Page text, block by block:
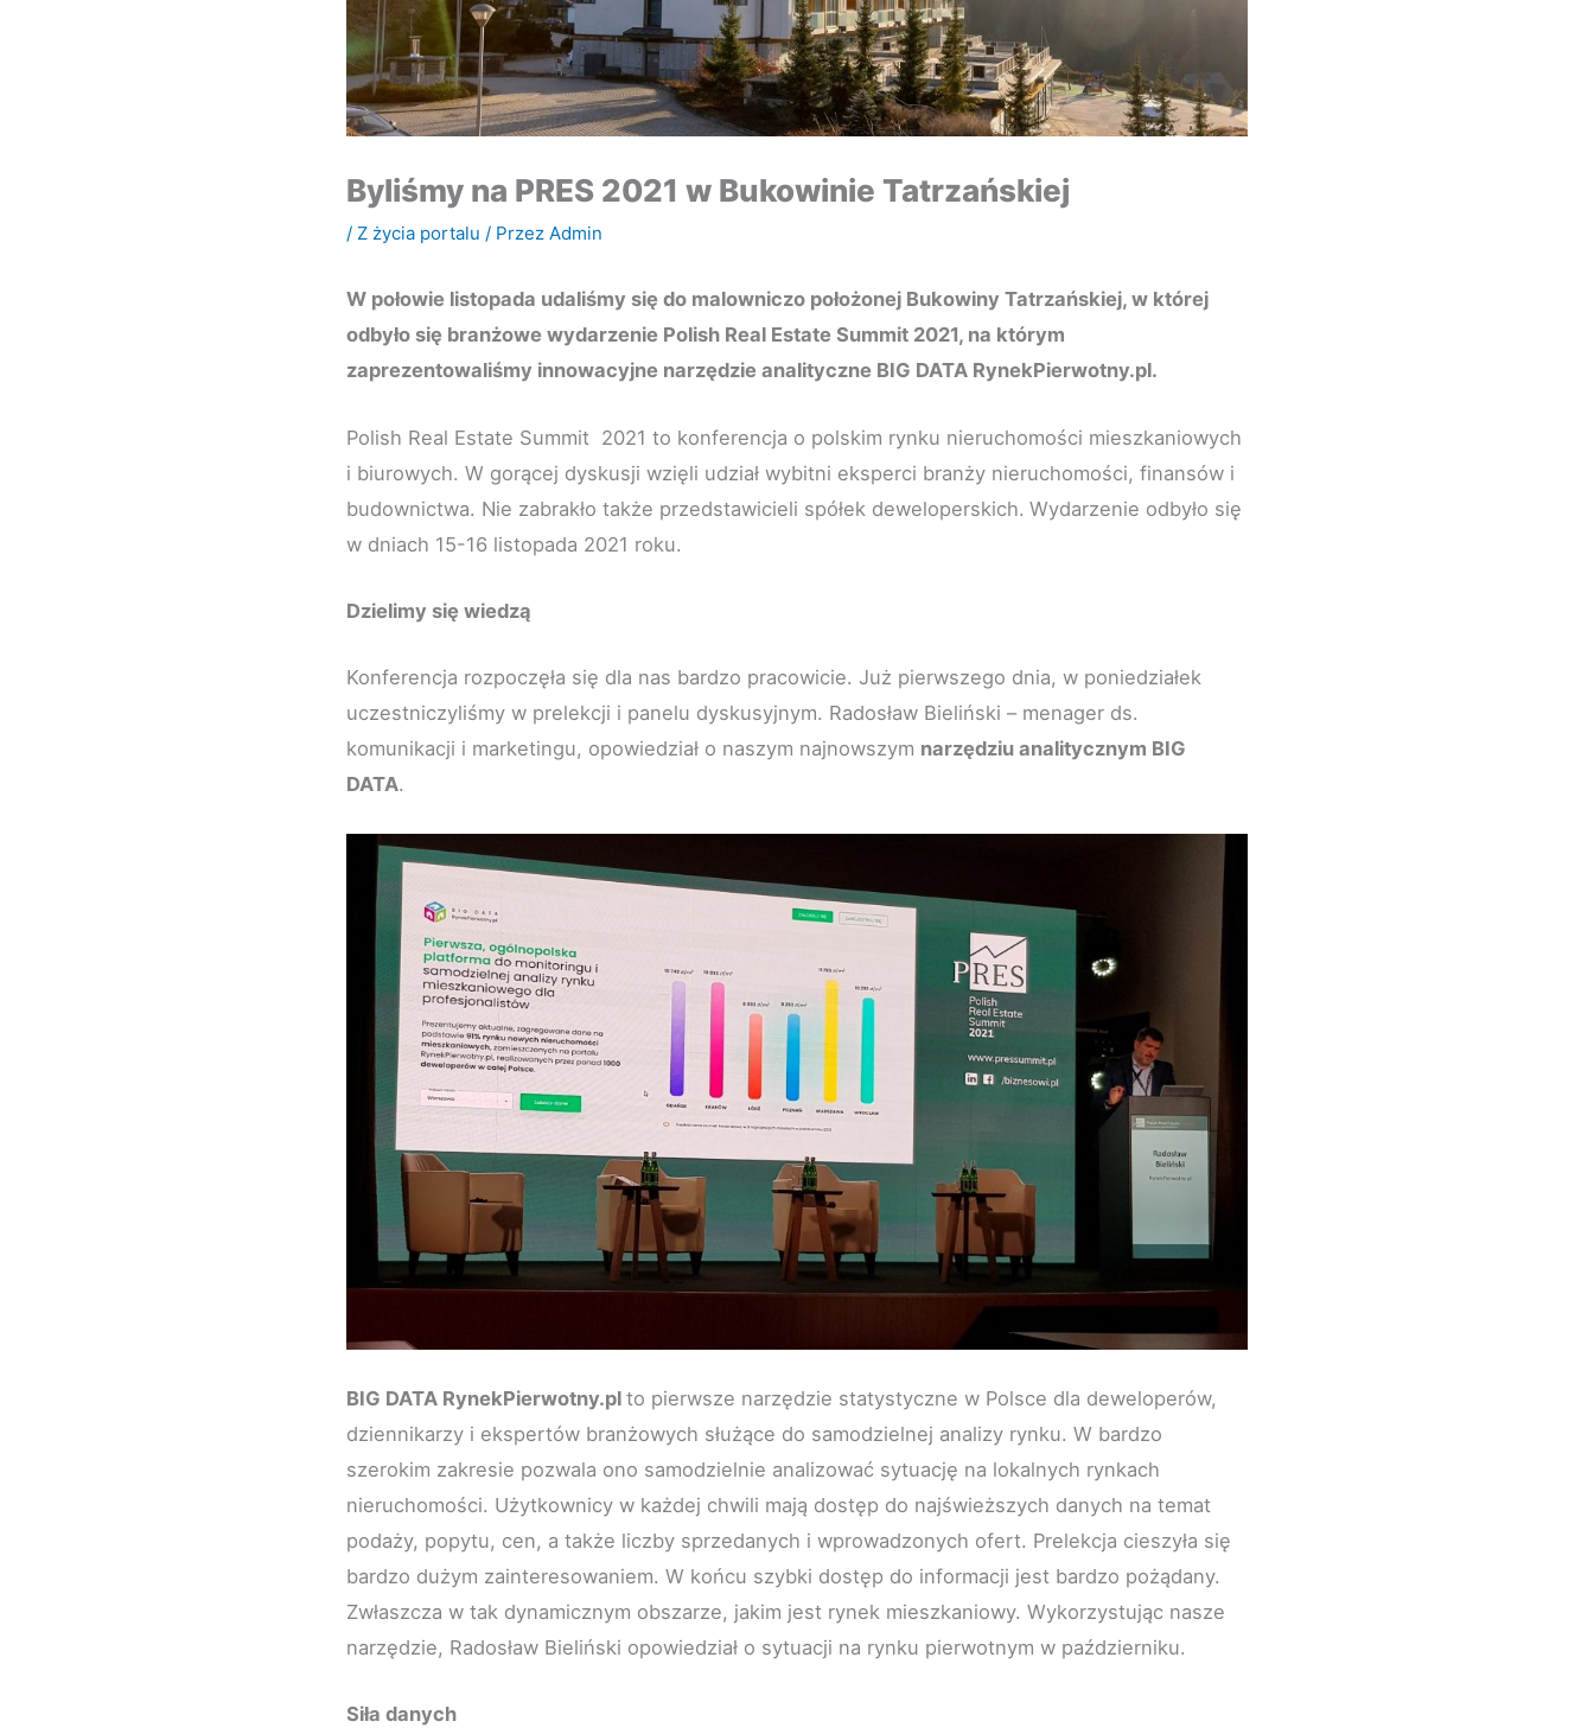
Byliśmy na PRES 2021 w Bukowinie Tatrzańskiej
/ Z życia portalu / Przez Admin
W połowie listopada udaliśmy się do malowniczo położonej Bukowiny Tatrzańskiej, w której
odbyło się branżowe wydarzenie Polish Real Estate Summit 2021, na którym
zaprezentowaliśmy innowacyjne narzędzie analityczne BIG DATA RynekPierwotny.pl.
Polish Real Estate Summit 2021 to konferencja o polskim rynku nieruchomości mieszkaniowych
i biurowych. W gorącej dyskusji wzięli udział wybitni eksperci branży nieruchomości, finansów i
budownictwa. Nie zabrakło także przedstawicieli spółek deweloperskich. Wydarzenie odbyło się
w dniach 15-16 listopada 2021 roku.
Dzielimy się wiedzą
Konferencja rozpoczęła się dla nas bardzo pracowicie. Już pierwszego dnia, w poniedziałek
uczestniczyliśmy w prelekcji i panelu dyskusyjnym. Radosław Bieliński – menager ds.
komunikacji i marketingu, opowiedział o naszym najnowszym narzędziu analitycznym BIG
DATA.
BIG DATA RynekPierwotny.pl to pierwsze narzędzie statystyczne w Polsce dla deweloperów,
dziennikarzy i ekspertów branżowych służące do samodzielnej analizy rynku. W bardzo
szerokim zakresie pozwala ono samodzielnie analizować sytuację na lokalnych rynkach
nieruchomości. Użytkownicy w każdej chwili mają dostęp do najświeższych danych na temat
podaży, popytu, cen, a także liczby sprzedanych i wprowadzonych ofert. Prelekcja cieszyła się
bardzo dużym zainteresowaniem. W końcu szybki dostęp do informacji jest bardzo pożądany.
Zwłaszcza w tak dynamicznym obszarze, jakim jest rynek mieszkaniowy. Wykorzystując nasze
narzędzie, Radosław Bieliński opowiedział o sytuacji na rynku pierwotnym w październiku.
Siła danych